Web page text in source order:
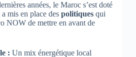
années, le Maroc s’est doté
mis en place des politiquesqui
NOW de mettre en avant de
: Un mix énergétique local